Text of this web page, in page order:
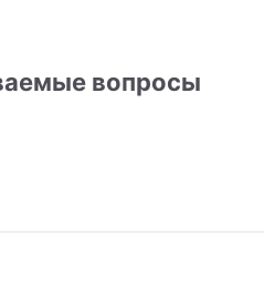
вопросы